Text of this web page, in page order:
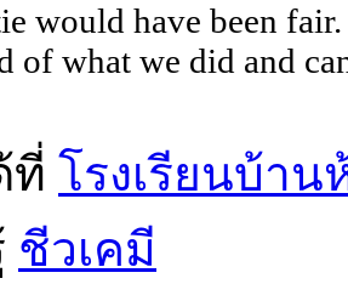
would have been
of what we did and
ที่ โรงเรียนบ้าน
ชีวเคมี